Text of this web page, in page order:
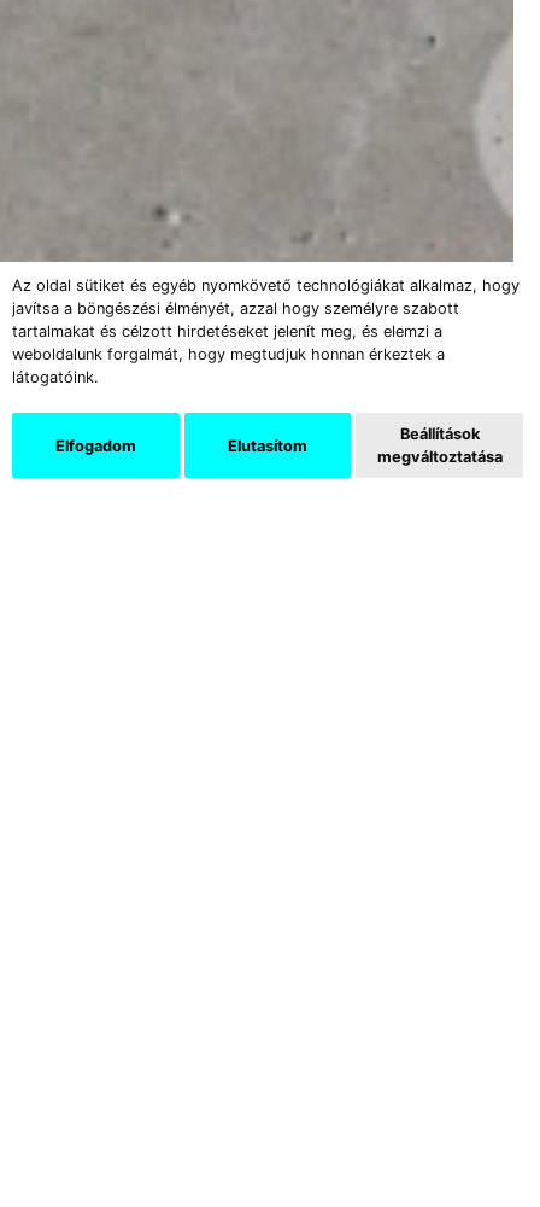
Az oldal sütiket és egyéb nyomkövető technológiákat alkalmaz, hogy
javítsa a böngészési élményét, azzal hogy személyre szabott
tartalmakat és célzott hirdetéseket jelenít meg, és elemzi a
weboldalunk forgalmát, hogy megtudjuk honnan érkeztek a
látogatóink.
Elfogadom Elutasítom
Beállítások
megváltoztatása